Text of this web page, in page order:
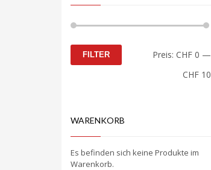
FILTER Preis: CHF 0 —
CHF 10
WARENKORB
Es befinden sich keine Produkte im
Warenkorb.